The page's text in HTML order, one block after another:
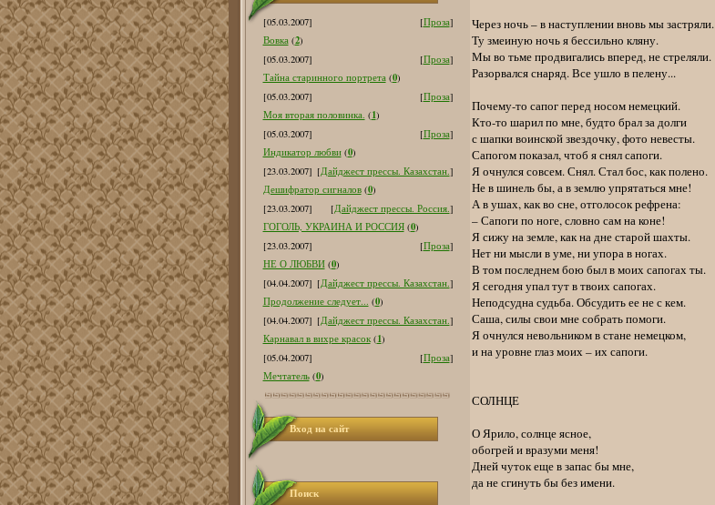
[05.03.2007] [Проза]
Вовка (2)
[05.03.2007]
[Проза]
Тайна старинного портрета (0)
[05.03.2007]
[Проза]
Моя вторая половинка. (1)
[05.03.2007]
[Проза]
Индикатор любви (0)
[23.03.2007] [Дайджест прессы. Казахстан.]
Дешифратор сигналов (0)
[23.03.2007]
[Дайджест прессы. Россия.]
ГОГОЛЬ, УКРАИНА И РОССИЯ (0)
[23.03.2007]
[Проза]
НЕ О ЛЮБВИ (0)
[04.04.2007] [Дайджест прессы. Казахстан.]
Продолжение следует... (0)
[04.04.2007] [Дайджест прессы. Казахстан.]
Карнавал в вихре красок (1)
[05.04.2007]
[Проза]
Мечтатель (0)
Вход на сайт
Поиск
Через ночь – в наступлении вновь мы застряли.
Ту змеиную ночь я бессильно кляну.
Мы во тьме продвигались вперед, не стреляли.
Разорвался снаряд. Все ушло в пелену...
Почему-то сапог перед носом немецкий.
Кто-то шарил по мне, будто брал за долги
с шапки воинской звездочку, фото невесты.
Сапогом показал, чтоб я снял сапоги.
Я очнулся совсем. Снял. Стал бос, как полено.
Не в шинель бы, а в землю упрятаться мне!
А в ушах, как во сне, отголосок рефрена:
– Сапоги по ноге, словно сам на коне!
Я сижу на земле, как на дне старой шахты.
Нет ни мысли в уме, ни упора в ногах.
В том последнем бою был в моих сапогах ты.
Я сегодня упал тут в твоих сапогах.
Неподсудна судьба. Обсудить ее не с кем.
Саша, силы свои мне собрать помоги.
Я очнулся невольником в стане немецком,
и на уровне глаз моих – их сапоги.
СОЛНЦЕ
О Ярило, солнце ясное,
обогрей и вразуми меня!
Дней чуток еще в запас бы мне,
да не сгинуть бы без имени.